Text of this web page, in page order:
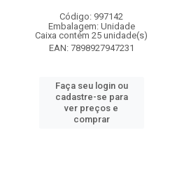
Código: 997142
Embalagem: Unidade
Caixa contém 25 unidade(s)
EAN: 7898927947231
Faça seu login ou
cadastre-se para
ver preços e
comprar